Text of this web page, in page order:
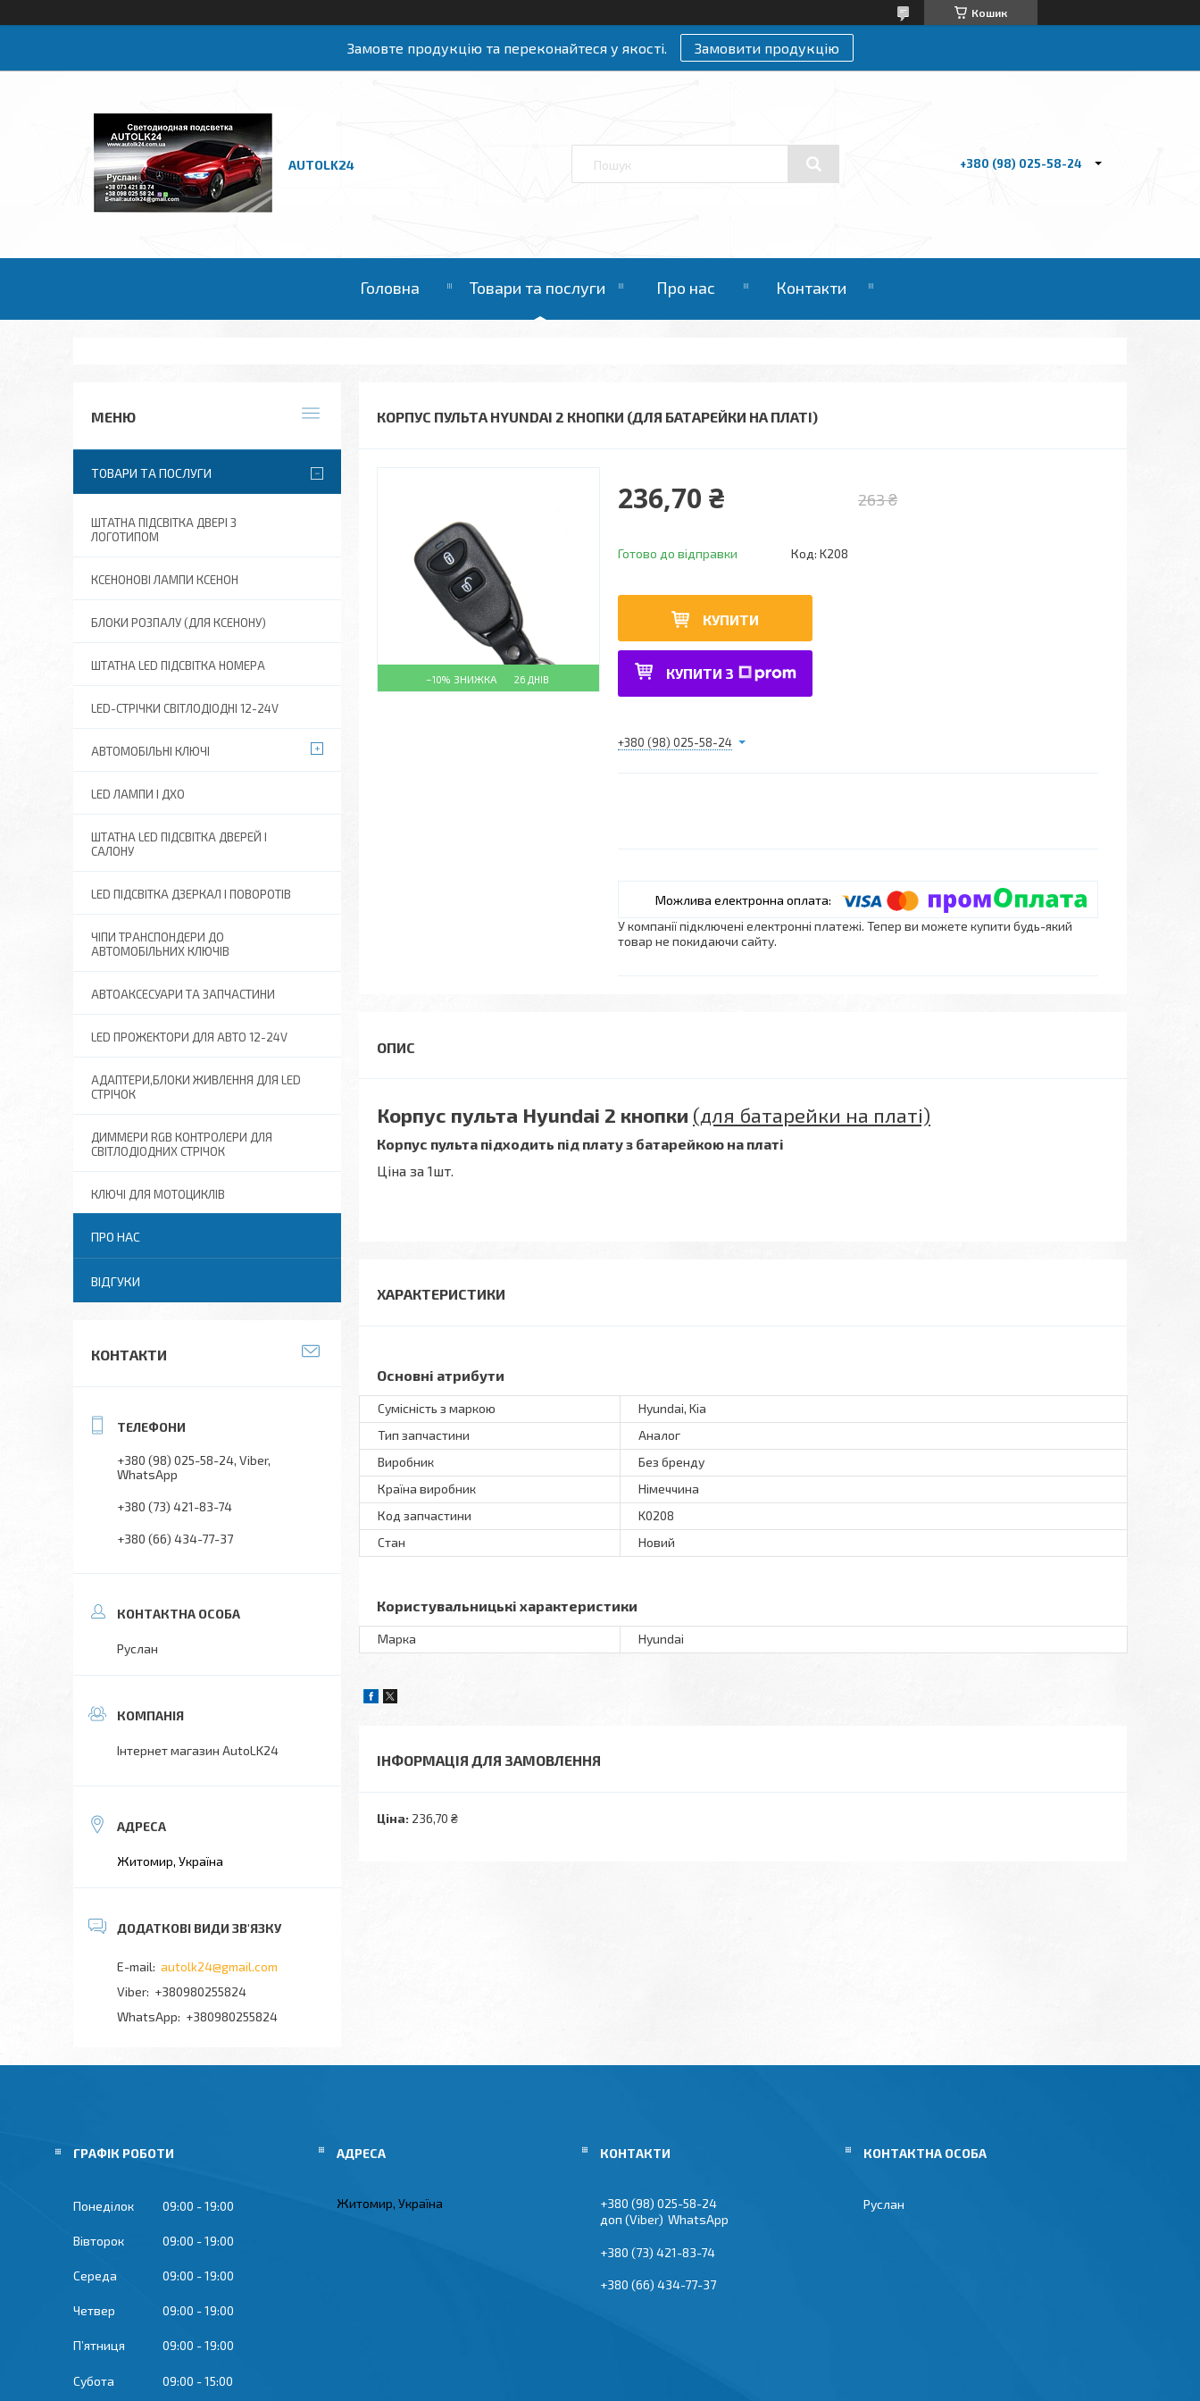
Кошик
Замовте продукцію та переконайтеся у якості. Замовити продукцію
AUTOLK24 +380 (98) 025-58-24
Головна Товари та послуги Про нас Контакти
КОРПУС ПУЛЬТА HYUNDAI 2 КНОПКИ (ДЛЯ БАТАРЕЙКИ НА ПЛАТІ)
–10% 26 ДНІВ
263 ₴
236,70 ₴
Готово до відправки Код: K208
КУПИТИ
КУПИТИ З
+380 (98) 025-58-24
У компанії підключені електронні платежі. Тепер ви можете купити будь-який
товар не покидаючи сайту.
Корпус пульта Hyundai 2 кнопки (для батарейки на платі)
Корпус пульта підходить під плату з батарейкою на платі
Ціна за 1шт.
ХАРАКТЕРИСТИКИ
Основні атрибути
Сумісність з маркою
Hyundai, Kia
Тип запчастини
Аналог
Виробник
Без бренду
Країна виробник
Німеччина
Код запчастини
K0208
Стан
Новий
Користувальницькі характеристики
Марка Hyundai
ІНФОРМАЦІЯ ДЛЯ ЗАМОВЛЕННЯ
Ціна: 236,70 ₴
ТОВАРИ ТА ПОСЛУГИ
ШТАТНА ПІДСВІТКА ДВЕРІ З
ЛОГОТИПОМ
КСЕНОНОВІ ЛАМПИ КСЕНОН
БЛОКИ РОЗПАЛУ (ДЛЯ КСЕНОНУ)
ШТАТНА LED ПІДСВІТКА НОМЕРА
LED-СТРІЧКИ СВІТЛОДІОДНІ 12-24V
АВТОМОБІЛЬНІ КЛЮЧІ
LED ЛАМПИ І ДХО
ШТАТНА LED ПІДСВІТКА ДВЕРЕЙ І
САЛОНУ
LED ПІДСВІТКА ДЗЕРКАЛ І ПОВОРОТІВ
ЧІПИ ТРАНСПОНДЕРИ ДО
АВТОМОБІЛЬНИХ КЛЮЧІВ
АВТОАКСЕСУАРИ ТА ЗАПЧАСТИНИ
LED ПРОЖЕКТОРИ ДЛЯ АВТО 12-24V
АДАПТЕРИ,БЛОКИ ЖИВЛЕННЯ ДЛЯ LED
СТРІЧОК
ДИММЕРИ RGB КОНТРОЛЕРИ ДЛЯ
СВІТЛОДІОДНИХ СТРІЧОК
КЛЮЧІ ДЛЯ МОТОЦИКЛІВ
ПРО НАС
ВІДГУКИ
КОНТАКТИ
+380 (98) 025-58-24 Viber
WhatsApp
+380 (73) 421-83-74
+380 (66) 434-77-37
Руслан
Інтернет магазин AutoLK24
Житомир, Україна
autolk24@gmail.com
+380980255824
+380980255824
ГРАФІК РОБОТИ
Понеділок 09:00 19:00
Вівторок 09:00 19:00
Середа 09:00 19:00
Четвер 09:00 19:00
Пʼятниця 09:00 19:00
Субота 09:00 15:00
Житомир, Україна
+380 (98) 025-58-24
Viber WhatsApp
+380 (73) 421-83-74
+380 (66) 434-77-37
Руслан